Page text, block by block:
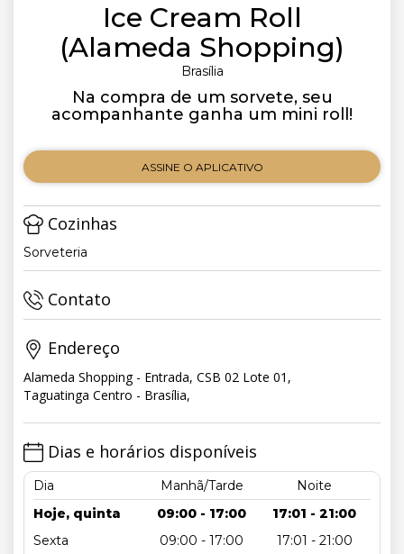
Ice Cream Roll
(Alameda Shopping)
Brasília
Na compra de um sorvete, seu
acompanhante ganha um mini roll!
ASSINE O APLICATIVO
Cozinhas
Sorveteria
Contato
Endereço
Alameda Shopping - Entrada, CSB 02 Lote 01,
Taguatinga Centro - Brasília,
Dias e horários disponíveis
Dia Manhã/Tarde
Noite
Hoje, quinta
09:00 - 17:00
17:01 - 21:00
Sexta
09:00 - 17:00
17:01 - 21:00